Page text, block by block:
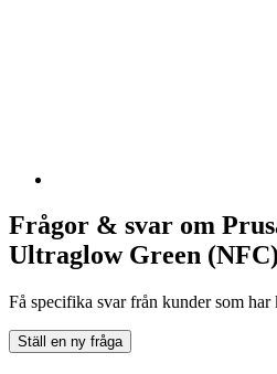
Frågor & svar om
Ultraglow Green (NFC)
Få specifika svar från kunder som
Ställ en ny fråga